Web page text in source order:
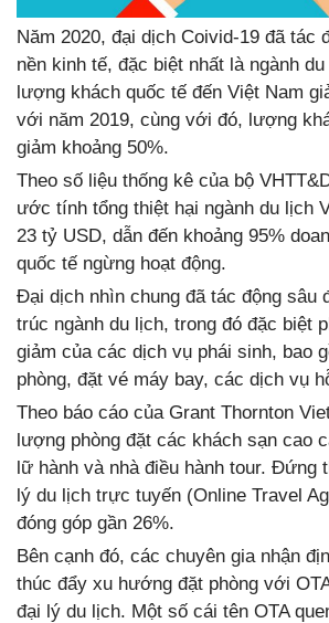
Năm 2020, đại dịch Coivid-19 đã tác
nền kinh tế, đặc biệt nhất là ngành
lượng khách quốc tế đến Việt Nam
với năm 2019, cùng với đó, lượng
giảm khoảng 50%.
Theo số liệu thống kê của bộ
ước tính tổng thiệt hại ngành du lịch
23 tỷ USD, dẫn đến khoảng 95%
quốc tế ngừng hoạt động.
Đại dịch nhìn chung đã tác động sâu
trúc ngành du lịch, trong đó đặc biệt
giảm của các dịch vụ phái sinh, bao
phòng, đặt vé máy bay, các dịch vụ
Theo báo cáo của Grant Thornton
lượng phòng đặt các khách sạn cao
lữ hành và nhà điều hành tour. Đứng
lý du lịch trực tuyến (Online Travel
đóng góp gần 26%.
Bên cạnh đó, các chuyên gia nhận
thúc đẩy xu hướng đặt phòng với
đại lý du lịch. Một số cái tên OTA